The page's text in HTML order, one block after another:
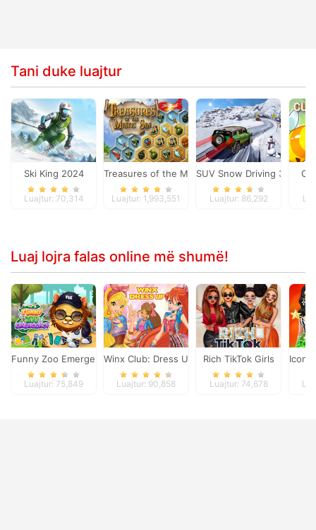
Tani duke luajtur
Ski King 2024
Luajtur: 70,314
Treasures of the Mystic Sea
Luajtur: 1,993,551
SUV Snow Driving 3d
Luajtur: 86,292
Luaj lojra falas online më shumë!
Funny Zoo Emergency
Luajtur: 75,849
Winx Club: Dress Up
Luajtur: 90,858
Rich TikTok Girls
Luajtur: 74,678